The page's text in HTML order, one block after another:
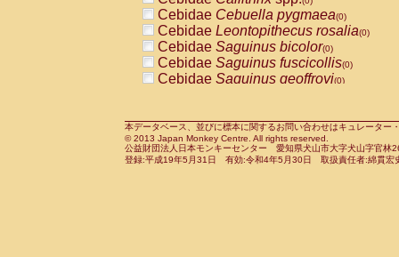
CercopithecidaeCercocebus
CercopithecidaeCercocebus
CercopithecidaeCercocebus
CercopithecidaeCercocebus
CercopithecidaeCercocebushybrid
CercopithecidaePapio anubis(0)
CercopithecidaePapio cynocephalus
CercopithecidaePapio hamadryas(0)
Cebidae Cebuella pygmaea(0)
Cebidae Leontopithecus rosalia(0)
Cebidae Saguinus bicolor(0)
Cebidae Saguinus fuscicollis(0)
Cebidae Saguinus geoffroyi(0)
CebidaeSaguinus leucopus(0)
CebidaeSaguinus midas(0)
Cebidae Saguinus mystax(0)
本データベース、並びに標本に関するお問い合わせはキュレータ
© 2013 Japan Monkey Centre. All rights reserved.
公益財団法人日本モンキーセンター 愛知県犬山市大字犬山字官
登録:平成19年5月31日 有効:令和4年5月30日 取扱責任者:綿貫宏